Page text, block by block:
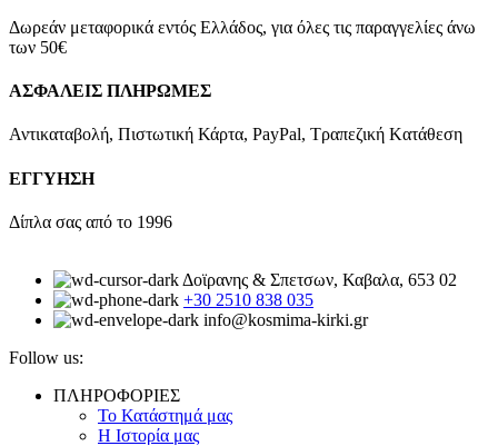
Δωρεάν μεταφορικά εντός Ελλάδος, για όλες τις παραγγελίες άνω
των 50€
ΑΣΦΑΛΕΙΣ ΠΛΗΡΩΜΕΣ
Αντικαταβολή, Πιστωτική Κάρτα, PayPal, Τραπεζική Kατάθεση
ΕΓΓΥΗΣΗ
Δίπλα σας από το 1996
Δοϊρανης & Σπετσων, Καβαλα, 653 02
+30 2510 838 035
info@kosmima-kirki.gr
Follow us:
ΠΛΗΡΟΦΟΡΙΕΣ
Το Κατάστημά μας
Η Ιστορία μας